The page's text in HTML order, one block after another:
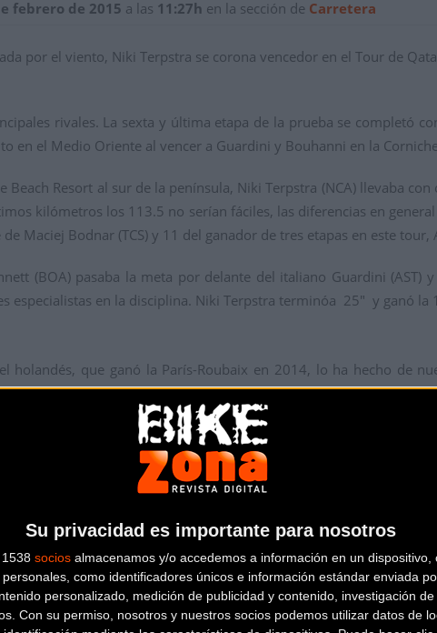
Su privacidad es importante para nosotros
socios almacenamos y/o accedemos a información en un dispositivo,
como identificadores únicos e información estándar enviada
personalizado, medición de publicidad y contenido, investigación
Con su permiso, nosotros y nuestros socios podemos utilizar datos de
febrero de 2015 a las 11:27h en la sección de Carretera
por el viento, Niki Terpstra se corona vencedor en el Tour de
rivales. La sexta y última etapa de la prueba se completó
en el Medio Oriente al vencer a Guardini y Bouhanni en la
Beach Resort al sur de la península, Niki Terpstra (NCA) llevaba
kilómetros los 113.5 no serían fáciles, las diferencias en
Maciej Bodnar (TCS) y 11 del ganador de tres etapas en este tour,
(BOA) pasaba la meta por delante del italiano Guardini (AST)
especialistas en la disciplina. Niki Terpstra terminóa 25" y ganó la
holandés, que ganó la París-Roubaix en 2014, lo ha hecho de
los velocistas tendrá respiro como la carrera contra la